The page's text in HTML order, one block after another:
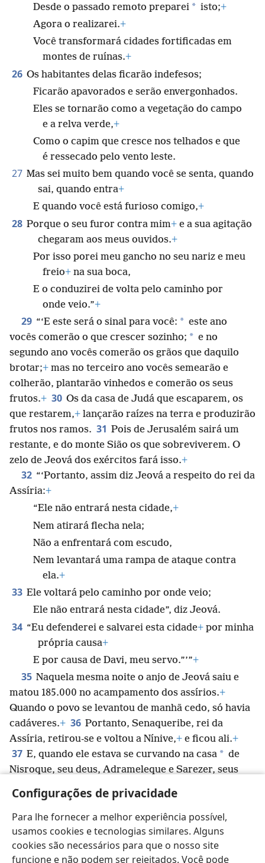
Configurações de privacidade
Para lhe fornecer a melhor experiência possível,
usamos cookies e tecnologias similares. Alguns
cookies são necessários para que o nosso site
funcione e não podem ser rejeitados. Você pode
Desde o passado remoto preparei * isto;+
Agora o realizarei.+
Você transformará cidades fortificadas em
montes de ruínas.+
26 Os habitantes delas ficarão indefesos;
Ficarão apavorados e serão envergonhados.
Eles se tornarão como a vegetação do campo
e a relva verde,+
Como o capim que cresce nos telhados e que
é ressecado pelo vento leste.
27 Mas sei muito bem quando você se senta, quando
sai, quando entra+
E quando você está furioso comigo,+
28 Porque o seu furor contra mim+ e a sua agitação
chegaram aos meus ouvidos.+
Por isso porei meu gancho no seu nariz e meu
freio+ na sua boca,
E o conduzirei de volta pelo caminho por
onde veio.”+
29 “‘E este será o sinal para você: * este ano
vocês comerão o que crescer sozinho; * e no
segundo ano vocês comerão os grãos que daquilo
brotar;+ mas no terceiro ano vocês semearão e
colherão, plantarão vinhedos e comerão os seus
frutos.+ 30 Os da casa de Judá que escaparem, os
que restarem,+ lançarão raízes na terra e produzirão
frutos nos ramos. 31 Pois de Jerusalém sairá um
restante, e do monte Sião os que sobreviverem. O
zelo de Jeová dos exércitos fará isso.+
32 “‘Portanto, assim diz Jeová a respeito do rei da
Assíria:+
“Ele não entrará nesta cidade,+
Nem atirará flecha nela;
Não a enfrentará com escudo,
Nem levantará uma rampa de ataque contra
ela.+
33 Ele voltará pelo caminho por onde veio;
Ele não entrará nesta cidade”, diz Jeová.
34 “Eu defenderei e salvarei esta cidade+ por minha
própria causa+
E por causa de Davi, meu servo.”’”+
35 Naquela mesma noite o anjo de Jeová saiu e
matou 185.000 no acampamento dos assírios.+
Quando o povo se levantou de manhã cedo, só havia
cadáveres.+ 36 Portanto, Senaqueribe, rei da
Assíria, retirou-se e voltou a Nínive,+ e ficou ali.+
37 E, quando ele estava se curvando na casa * de
Nisroque, seu deus, Adrameleque e Sarezer, seus
a terra de Ararate.+E Esar-Hadom,+
tornou-se rei no seu lugar.